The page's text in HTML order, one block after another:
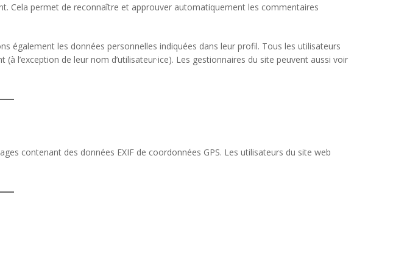
Cela permet de reconnaître et approuver automatiquement les commentaires
également les données personnelles indiquées dans leur profil. Tous les utilisateurs
de leur nom d’utilisateur·ice). Les gestionnaires du site peuvent aussi voir
contenant des données EXIF de coordonnées GPS. Les utilisateurs du site web